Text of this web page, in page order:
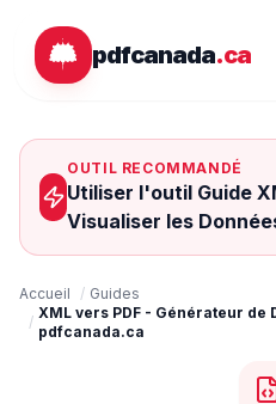
pdfcanada.ca
OUTIL RECOMMANDÉ
Utiliser l'outil Guide
Visualiser les
Accueil / Guides
/
XML vers PDF - Générateur de
pdfcanada.ca